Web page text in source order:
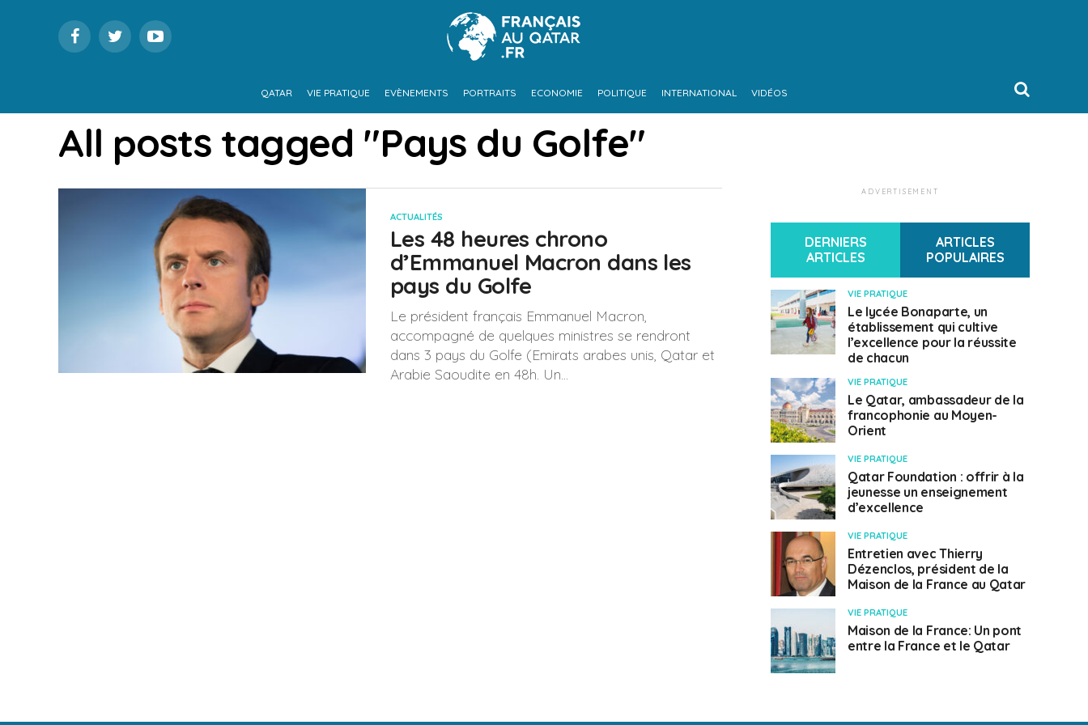
QATAR VIE PRATIQUE EVÈNEMENTS PORTRAITS ECONOMIE POLITIQUE INTERNATIONAL VIDÉOS
All posts tagged "Pays du Golfe"
ACTUALITÉS
Les 48 heures chrono
d’Emmanuel Macron dans les
pays du Golfe
Le président français Emmanuel Macron,
accompagné de quelques ministres se rendront
dans 3 pays du Golfe (Emirats arabes unis, Qatar et
Arabie Saoudite en 48h. Un...
ADVERTISEMENT
DERNIERS
ARTICLES
ARTICLES
POPULAIRES
VIE PRATIQUE
Le lycée Bonaparte, un
établissement qui cultive
l’excellence pour la réussite
de chacun
VIE PRATIQUE
Le Qatar, ambassadeur de la
francophonie au Moyen-
Orient
VIE PRATIQUE
Qatar Foundation : offrir à la
jeunesse un enseignement
d’excellence
VIE PRATIQUE
Entretien avec Thierry
Dézenclos, président de la
Maison de la France au Qatar
VIE PRATIQUE
Maison de la France: Un pont
entre la France et le Qatar